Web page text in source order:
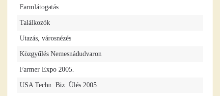
Farmlátogatás
Találkozók
Utazás, városnézés
Közgyűlés Nemesnádudvaron
Farmer Expo 2005.
USA Techn. Biz. Ülés 2005.